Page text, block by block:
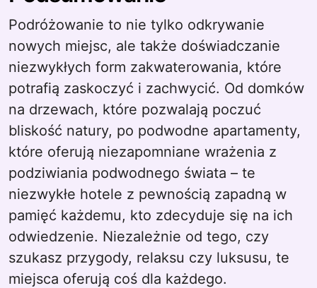
Podróżowanie to nie tylko odkrywanie
nowych miejsc, ale także doświadczanie
niezwykłych form zakwaterowania, które
potrafią zaskoczyć i zachwycić. Od domków
na drzewach, które pozwalają poczuć
bliskość natury, po podwodne apartamenty,
które oferują niezapomniane wrażenia z
podziwiania podwodnego świata – te
niezwykłe hotele z pewnością zapadną w
pamięć każdemu, kto zdecyduje się na ich
odwiedzenie. Niezależnie od tego, czy
szukasz przygody, relaksu czy luksusu, te
miejsca oferują coś dla każdego.